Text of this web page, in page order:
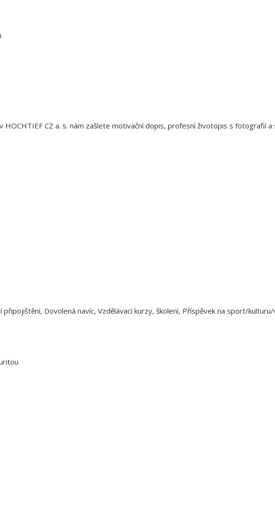
HOCHTIEF CZ a. s. nám zašlete motivační dopis, profesní životopis s fotografií
Dovolená navíc, Vzdělávací kurzy, školení, Příspěvek na sport/